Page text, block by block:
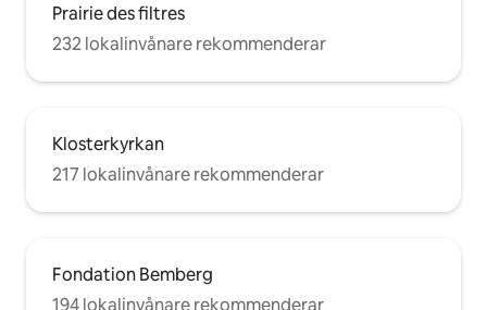
Prairie des filtres
232 lokalinvånare rekommenderar
Klosterkyrkan
217 lokalinvånare rekommenderar
Fondation Bemberg
194 lokalinvånare rekommenderar